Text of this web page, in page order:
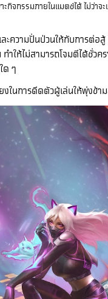
กิจกรรมภายในแมตช์ได้ ไม่ว่
ะความปั่นป่วนให้กับการต่อ
ำให้ไม่สามารถโจมตีได้ชั่ว
ด ๆ
งในการดีดตัวผู้เล่นให้พุ่งข้า